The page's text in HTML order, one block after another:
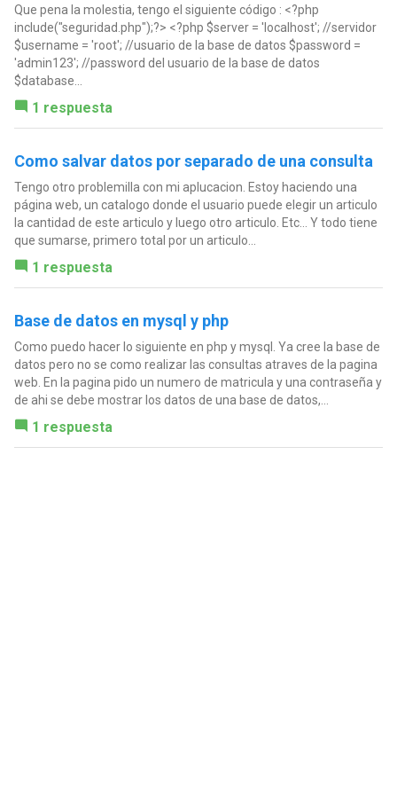
Que pena la molestia, tengo el siguiente código : <?php
include("seguridad.php");?> <?php $server = 'localhost'; //servidor
$username = 'root'; //usuario de la base de datos $password =
'admin123'; //password del usuario de la base de datos
$database...
1 respuesta
Como salvar datos por separado de una consulta
Tengo otro problemilla con mi aplucacion. Estoy haciendo una
página web, un catalogo donde el usuario puede elegir un articulo
la cantidad de este articulo y luego otro articulo. Etc... Y todo tiene
que sumarse, primero total por un articulo...
1 respuesta
Base de datos en mysql y php
Como puedo hacer lo siguiente en php y mysql. Ya cree la base de
datos pero no se como realizar las consultas atraves de la pagina
web. En la pagina pido un numero de matricula y una contraseña y
de ahi se debe mostrar los datos de una base de datos,...
1 respuesta